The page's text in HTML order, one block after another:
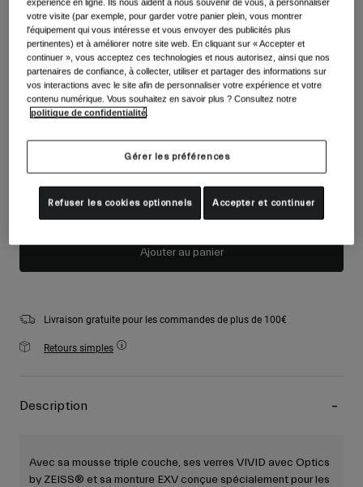
Accessoires
Masques
Gants
Pièces détachées
Voir tout
Voir tout
Utilisation
All Mountain
Backcountry
Voir tout
Couleur -Noir/Rose
sélectionné
Partiellement nuageuse
Ajouter au panier
Livraison gratuite pour les commandes de plus de 100€
Retours simples
Description
Avec sa mousse triple couche, ses verres VIVID avec Optics
by ZEISS® et sa monture EXV conçue spécialement pour les
votre visite (par exemple, pour garder votre panier plein, vous montrer
l'équipement qui vous intéresse et vous envoyer des publicités plus
pertinentes) et à améliorer notre site web. En cliquant sur « Accepter et
continuer », vous acceptez ces technologies et nous autorisez, ainsi que nos
partenaires de confiance, à collecter, utiliser et partager des informations sur
vos interactions avec le site afin de personnaliser votre expérience et votre
contenu numérique. Vous souhaitez en savoir plus ? Consultez notre
politique de confidentialité
Gérer les préférences
Refuser les cookies optionnels Accepter et continuer